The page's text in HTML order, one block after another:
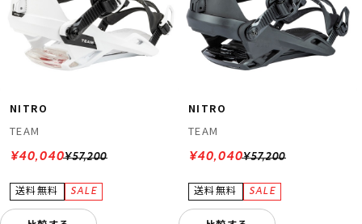
NITRO
TEAM
¥57,200
¥40,040
NITRO
TEAM
¥57,200
¥40,040